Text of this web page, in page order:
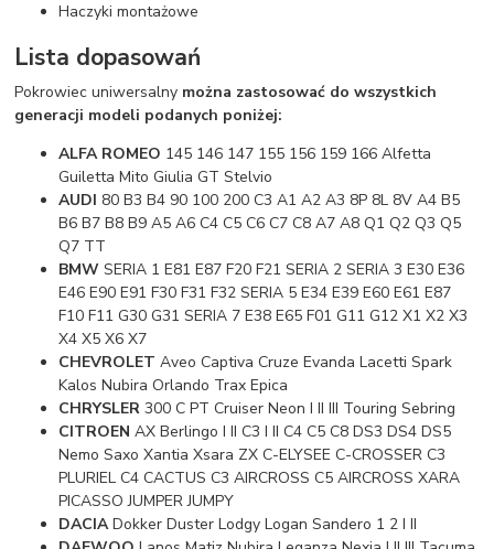
Haczyki montażowe
Lista dopasowań
Pokrowiec uniwersalny można zastosować do wszystkich
generacji modeli podanych poniżej:
ALFA ROMEO 145 146 147 155 156 159 166 Alfetta
Guiletta Mito Giulia GT Stelvio
AUDI 80 B3 B4 90 100 200 C3 A1 A2 A3 8P 8L 8V A4 B5
B6 B7 B8 B9 A5 A6 C4 C5 C6 C7 C8 A7 A8 Q1 Q2 Q3 Q5
Q7 TT
BMW SERIA 1 E81 E87 F20 F21 SERIA 2 SERIA 3 E30 E36
E46 E90 E91 F30 F31 F32 SERIA 5 E34 E39 E60 E61 E87
F10 F11 G30 G31 SERIA 7 E38 E65 F01 G11 G12 X1 X2 X3
X4 X5 X6 X7
CHEVROLETAveo Captiva Cruze Evanda Lacetti Spark
Kalos Nubira Orlando Trax Epica
CHRYSLER 300 C PT Cruiser Neon I II III Touring Sebring
CITROENAX Berlingo I II C3 I II C4 C5 C8 DS3 DS4 DS5
Nemo Saxo Xantia Xsara ZX C-ELYSEE C-CROSSER C3
PLURIEL C4 CACTUS C3 AIRCROSS C5 AIRCROSS XARA
PICASSO JUMPER JUMPY
DACIADokker Duster Lodgy Logan Sandero 1 2 I II